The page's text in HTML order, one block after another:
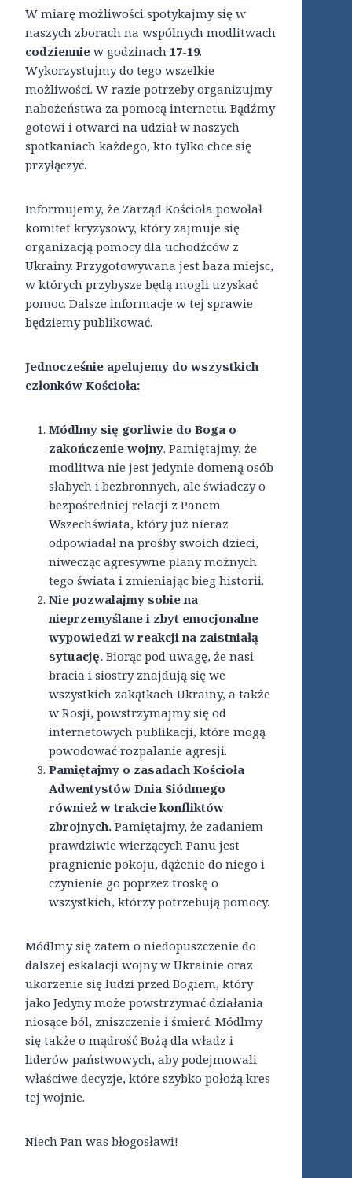
W miarę możliwości spotykajmy się w
naszych zborach na wspólnych modlitwach
codziennie w godzinach 17-19.
Wykorzystujmy do tego wszelkie
możliwości. W razie potrzeby organizujmy
nabożeństwa za pomocą internetu. Bądźmy
gotowi i otwarci na udział w naszych
spotkaniach każdego, kto tylko chce się
przyłączyć.
Informujemy, że Zarząd Kościoła powołał
komitet kryzysowy, który zajmuje się
organizacją pomocy dla uchodźców z
Ukrainy. Przygotowywana jest baza miejsc,
w których przybysze będą mogli uzyskać
pomoc. Dalsze informacje w tej sprawie
będziemy publikować.
Jednocześnie apelujemy do wszystkich
członków Kościoła:
Módlmy się gorliwie do Boga o
zakończenie wojny. Pamiętajmy, że
modlitwa nie jest jedynie domeną osób
słabych i bezbronnych, ale świadczy o
bezpośredniej relacji z Panem
Wszechświata, który już nieraz
odpowiadał na prośby swoich dzieci,
niwecząc agresywne plany możnych
tego świata i zmieniając bieg historii.
Nie pozwalajmy sobie na
nieprzemyślane i zbyt emocjonalne
wypowiedzi w reakcji na zaistniałą
sytuację. Biorąc pod uwagę, że nasi
bracia i siostry znajdują się we
wszystkich zakątkach Ukrainy, a także
w Rosji, powstrzymajmy się od
internetowych publikacji, które mogą
powodować rozpalanie agresji.
Pamiętajmy o zasadach Kościoła
Adwentystów Dnia Siódmego
również w trakcie konfliktów
zbrojnych. Pamiętajmy, że zadaniem
prawdziwie wierzących Panu jest
pragnienie pokoju, dążenie do niego i
czynienie go poprzez troskę o
wszystkich, którzy potrzebują pomocy.
Módlmy się zatem o niedopuszczenie do
dalszej eskalacji wojny w Ukrainie oraz
ukorzenie się ludzi przed Bogiem, który
jako Jedyny może powstrzymać działania
niosące ból, zniszczenie i śmierć. Módlmy
się także o mądrość Bożą dla władz i
liderów państwowych, aby podejmowali
właściwe decyzje, które szybko położą kres
tej wojnie.
Niech Pan was błogosławi!